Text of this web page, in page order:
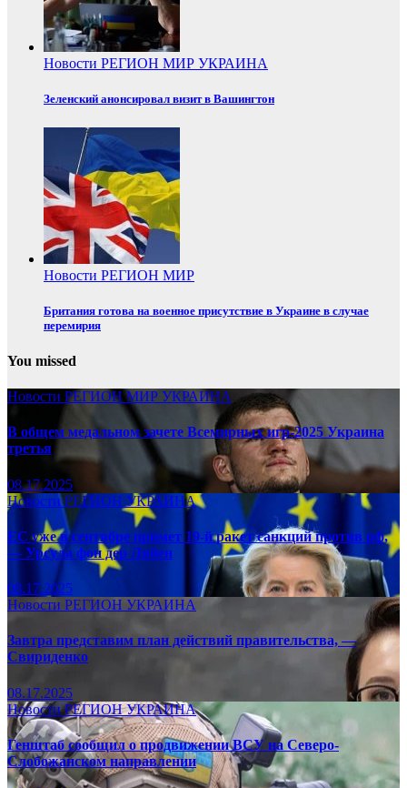
Новости РЕГИОН МИР УКРАИНА
Зеленский анонсировал визит в Вашингтон
Новости РЕГИОН МИР
Британия готова на военное присутствие в Украине в случае
перемирия
You missed
Новости РЕГИОНМИР УКРАИНА
В общем медальном зачете Всемирных игр-2025 Украина
третья
08.17.2025
НовостиРЕГИОНУКРАИНА
ЕС уже в сентябре примет 19-й ракет санкций против рф,
— Урсула фон дер Ляйен
08.17.2025
Новости РЕГИОН УКРАИНА
Завтра представим план действий правительства, —
Свириденко
08.17.2025
НовостиРЕГИОНУКРАИНА
Генштаб сообщил о продвижении ВСУ на Северо-
Слобожанском направлении